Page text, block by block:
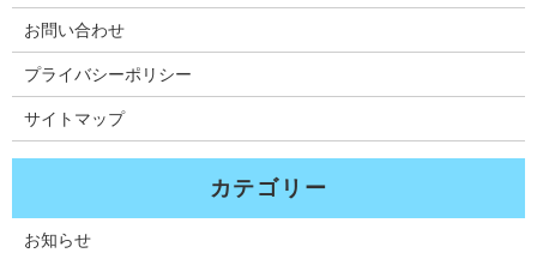
お問い合わせ
プライバシーポリシー
サイトマップ
お知らせ